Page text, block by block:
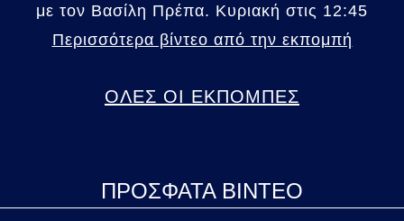
με τον Βασίλη Πρέπα. Κυριακή στις 12:45
Περισσότερα βίντεο από την εκπομπή
ΟΛΕΣ ΟΙ ΕΚΠΟΜΠΕΣ
ΠΡΟΣΦΑΤΑ ΒΙΝΤΕΟ